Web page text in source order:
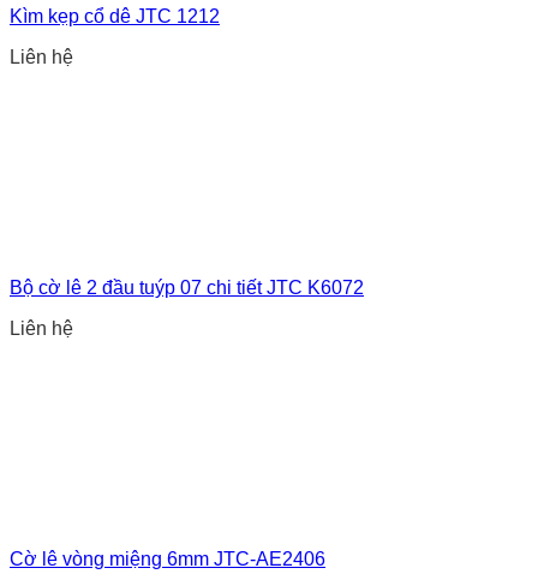
Kìm kẹp cổ dê JTC 1212
Liên hệ
Bộ cờ lê 2 đầu tuýp 07 chi tiết JTC K6072
Liên hệ
Cờ lê vòng miệng 6mm JTC-AE2406